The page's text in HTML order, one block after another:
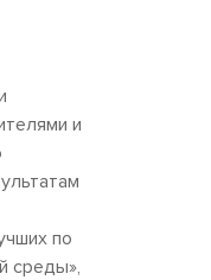
и
по
среды»,